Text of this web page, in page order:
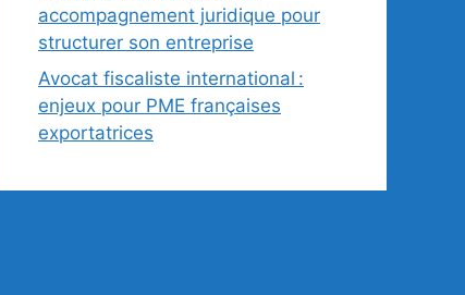
accompagnement juridique pour
structurer son entreprise
Avocat fiscaliste international :
enjeux pour PME françaises
exportatrices